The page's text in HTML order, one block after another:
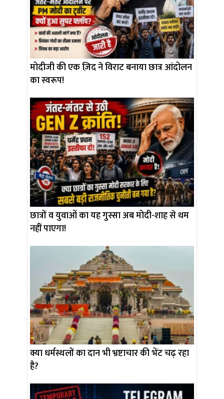
मोदीजी की एक ज़िद ने विराट बनाया छात्र आंदोलन
का स्वरूप!
छात्रों व युवाओं का यह गुस्सा अब मोदी-शाह से थम
नहीं पाएगा!
क्या धर्मस्थलों का दान भी भ्रष्टाचार की भेंट चढ़ रहा
है?